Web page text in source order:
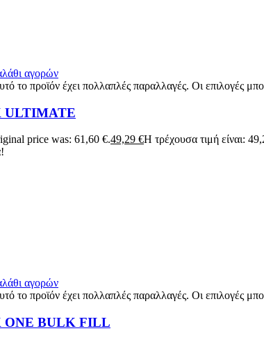
αγορών
το προϊόν έχει πολλαπλές παραλλαγές. Οι επιλογές
ULTIMATE
price was: 61,60 €.49,29 €Η τρέχουσα τιμή είναι:
αγορών
το προϊόν έχει πολλαπλές παραλλαγές. Οι επιλογές
ONE BULK FILL